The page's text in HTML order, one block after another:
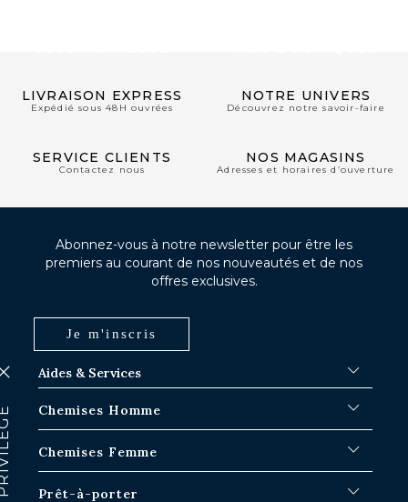
LIVRAISON EXPRESS
Expédié sous 48H ouvrées
NOTRE UNIVERS
Découvrez notre savoir-faire
SERVICE CLIENTS
Contactez nous
NOS MAGASINS
Adresses et horaires d’ouverture
Aides & Services
Délais d'expédition
Échange dans les boutiques Paris-IDF
Chemises Homme
Chemises Bleues
Chemises Femme
Prêt-à-porter
Abonnez-vous à notre newsletter pour être les
premiers au courant de nos nouveautés et de nos
offres exclusives.
Je m'inscris